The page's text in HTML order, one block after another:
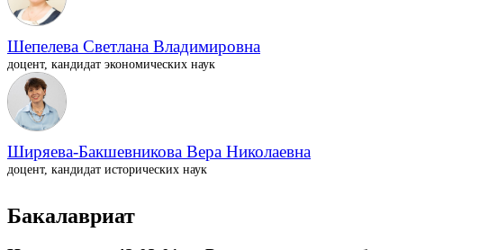
Шепелева Светлана Владимировна
доцент, кандидат экономических наук
Ширяева-Бакшевникова Вера Николаевна
доцент, кандидат исторических наук
Бакалавриат